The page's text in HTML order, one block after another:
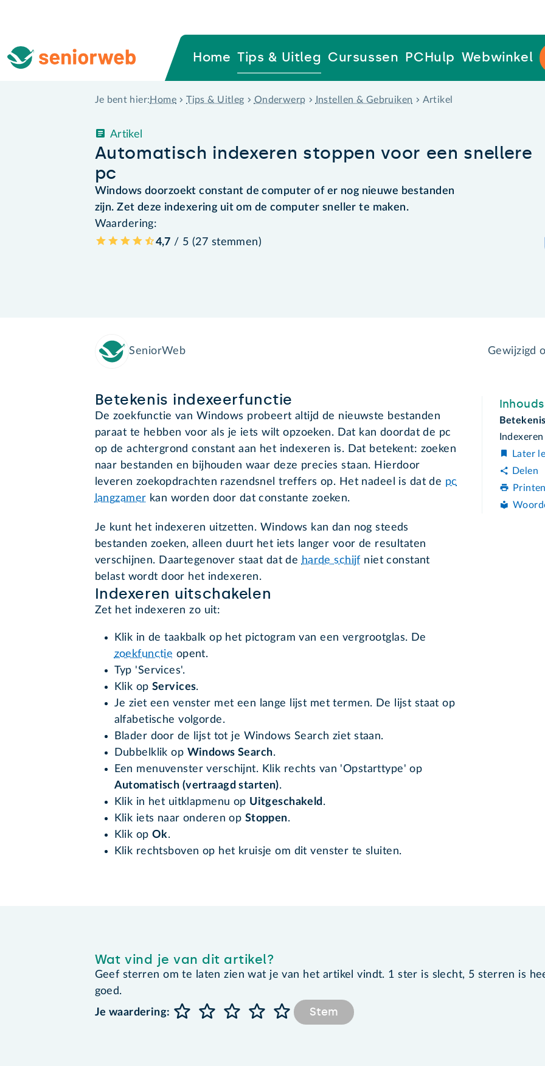
Home Tips & Uitleg Cursussen PCHulp Webwinkel
Je bent hier: Home Tips & Uitleg Onderwerp Instellen & Gebruiken Artikel
Automatisch indexeren stoppen voor een snellere
pc
Artikel
Windows doorzoekt constant de computer of er nog nieuwe bestanden
zijn. Zet deze indexering uit om de computer sneller te maken.
Waardering:
4,7 / 5 (27 stemmen)
SeniorWeb Gewijzigd
Betekenis indexeerfunctie
De zoekfunctie van Windows probeert altijd de nieuwste bestanden
paraat te hebben voor als je iets wilt opzoeken. Dat kan doordat de pc
op de achtergrond constant aan het indexeren is. Dat betekent: zoeken
naar bestanden en bijhouden waar deze precies staan. Hierdoor
leveren zoekopdrachten razendsnel treffers op. Het nadeel is dat de pc
langzamer kan worden door dat constante zoeken.
Je kunt het indexeren uitzetten. Windows kan dan nog steeds
bestanden zoeken, alleen duurt het iets langer voor de resultaten
verschijnen. Daartegenover staat dat de harde schijf niet constant
belast wordt door het indexeren.
Indexeren uitschakelen
Zet het indexeren zo uit:
Klik in de taakbalk op het pictogram van een vergrootglas. De
zoekfunctie opent.
Typ 'Services'.
Klik op Services.
Je ziet een venster met een lange lijst met termen. De lijst staat op
alfabetische volgorde.
Blader door de lijst tot je Windows Search ziet staan.
Dubbelklik op Windows Search.
Een menuvenster verschijnt. Klik rechts van 'Opstarttype' op
Automatisch (vertraagd starten).
Klik in het uitklapmenu op Uitgeschakeld .
Klik iets naar onderen op Stoppen.
Klik op Ok.
Klik rechtsboven op het kruisje om dit venster te sluiten.
Later
Delen
Wat vind je van dit artikel?
Geef sterren om te laten zien wat je van het artikel vindt. 1 ster is slecht, 5 sterren is
goed.
Je waardering:
Stem